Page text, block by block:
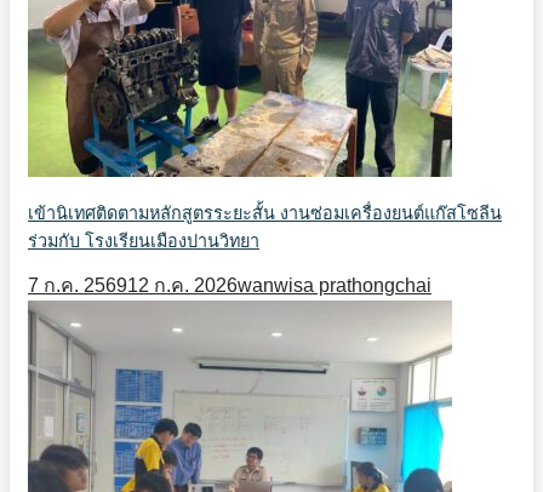
เข้านิเทศติดตามหลักสูตรระยะสั้น งานซ่อมเครื่องยนต์แก๊สโซลีน
ร่วมกับ โรงเรียนเมืองปานวิทยา
7 ก.ค. 256912 ก.ค. 2026wanwisa prathongchai